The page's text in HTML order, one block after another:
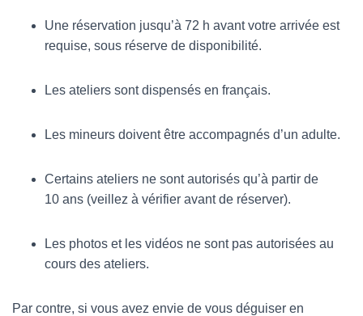
Une réservation jusqu’à 72 h avant votre arrivée est
requise, sous réserve de disponibilité.
Les ateliers sont dispensés en français.
Les mineurs doivent être accompagnés d’un adulte.
Certains ateliers ne sont autorisés qu’à partir de
10 ans (veillez à vérifier avant de réserver).
Les photos et les vidéos ne sont pas autorisées au
cours des ateliers.
Par contre, si vous avez envie de vous déguiser en